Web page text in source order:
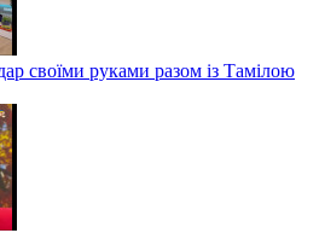
своїми руками разом із Тамілою